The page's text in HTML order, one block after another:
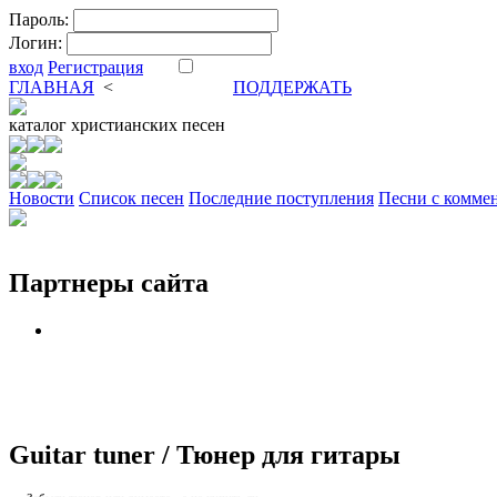
Пароль:
Логин:
вход Регистрация
ГЛАВНАЯ <
ПОДДЕРЖАТЬ
каталог христианских песен
Новости Cписок песен Последние поступления Песни с
Партнеры сайта
Guitar tuner / Тюнер для гитары